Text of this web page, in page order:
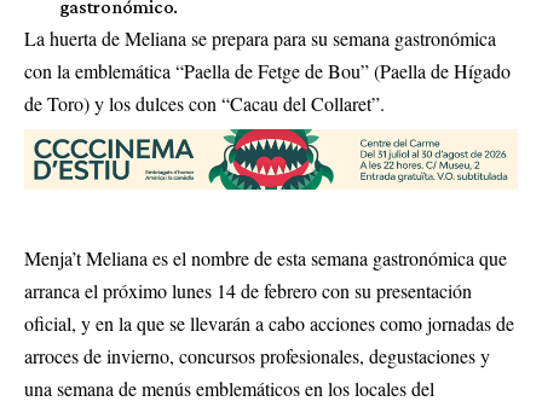
gastronómico.
La huerta de Meliana se prepara para su semana gastronómica
con la emblemática “Paella de Fetge de Bou” (Paella de Hígado
de Toro) y los dulces con “Cacau del Collaret”.
Menja’t Meliana es el nombre de esta semana gastronómica que
arranca el próximo lunes 14 de febrero con su presentación
oficial, y en la que se llevarán a cabo acciones como jornadas de
arroces de invierno, concursos profesionales, degustaciones y
una semana de menús emblemáticos en los locales del